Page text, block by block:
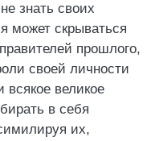
знать своих
может скрываться
прошлого,
своей личности
всякое великое
в себя
их,